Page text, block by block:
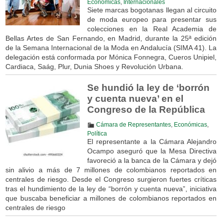
Económicas, Internacionales
Siete marcas bogotanas llegan al circuito
de moda europeo para presentar sus
colecciones en la Real Academia de
Bellas Artes de San Fernando, en Madrid, durante la 25ª edición
de la Semana Internacional de la Moda en Andalucía (SIMA 41). La
delegación está conformada por Mónica Fonnegra, Cueros Unipiel,
Cardiaca, Saág, Plur, Dunia Shoes y Revolución Urbana.
Se hundió la ley de ‘borrón
y cuenta nueva’ en el
Congreso de la República
Cámara de Representantes, Económicas,
Política
El representante a la Cámara Alejandro
Ocampo aseguró que la Mesa Directiva
favoreció a la banca de la Cámara y dejó
sin alivio a más de 7 millones de colombianos reportados en
centrales de riesgo. Desde el Congreso surgieron fuertes críticas
tras el hundimiento de la ley de “borrón y cuenta nueva”, iniciativa
que buscaba beneficiar a millones de colombianos reportados en
centrales de riesgo